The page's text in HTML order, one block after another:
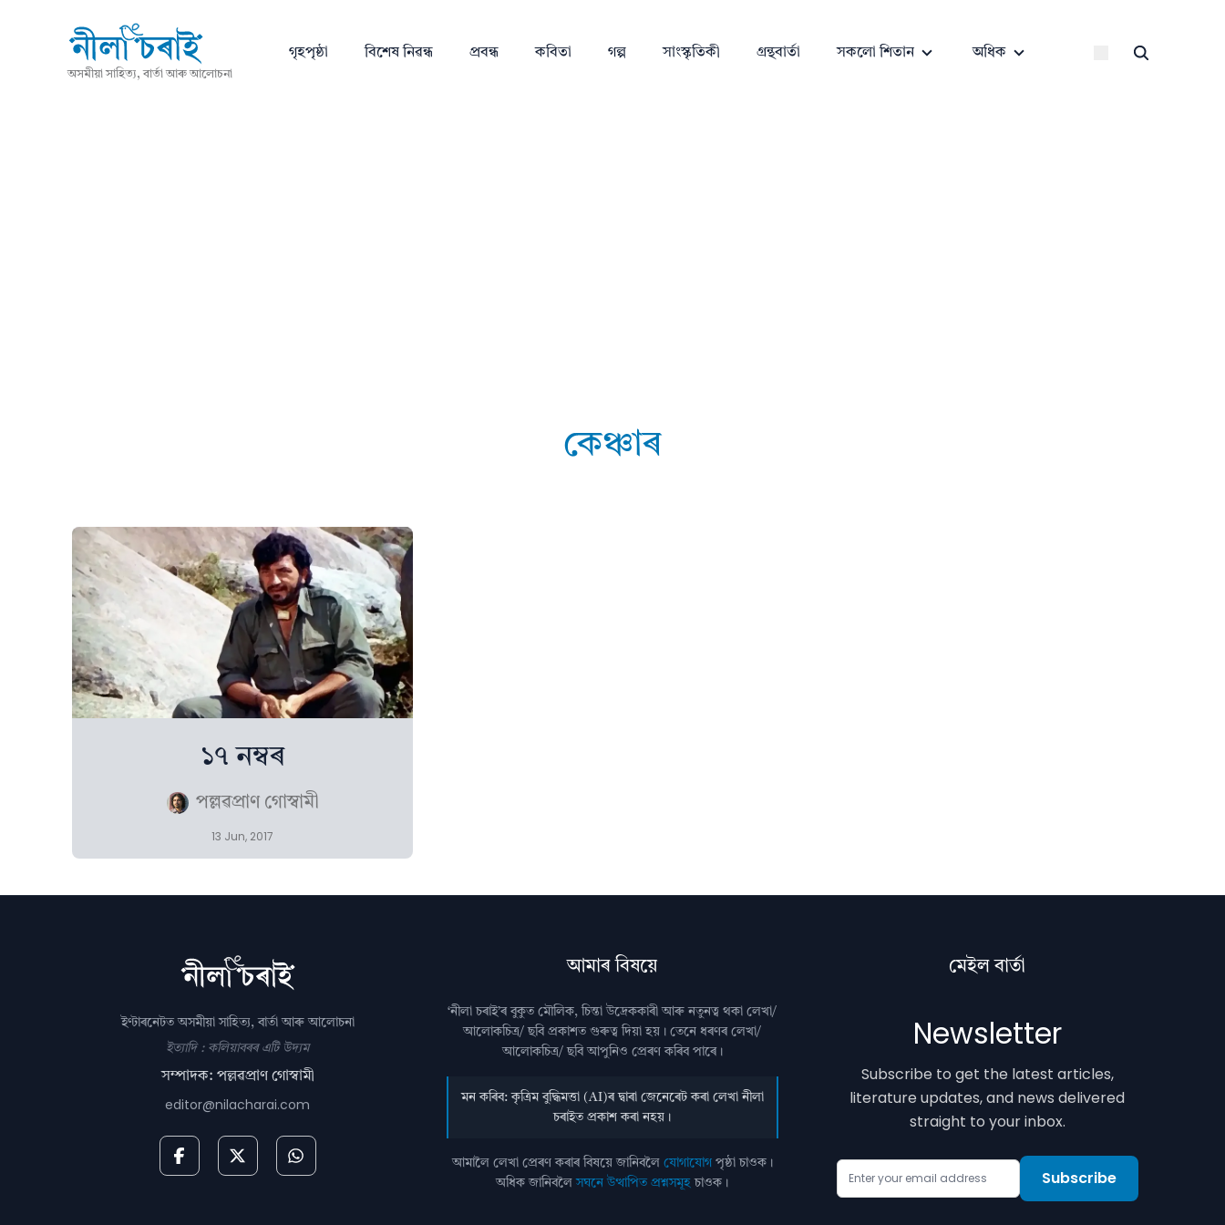
অসমীয়া সাহিত্য, বাৰ্তা আৰু আলোচনা
গৃহপৃষ্ঠা বিশেষ নিৱন্ধ প্ৰবন্ধ কবিতা গল্প সাংস্কৃতিকী গ্ৰন্থবাৰ্তা সকলো শিতান অধিক
কেঞ্চাৰ
১৭ নম্বৰ
পল্লৱপ্ৰাণ গোস্বামী
13 Jun, 2017
ইণ্টাৰনেটত অসমীয়া সাহিত্য, বাৰ্তা আৰু আলোচনা
ইত্যাদি : কলিয়াবৰৰ এটি উদ্যম
সম্পাদক: পল্লৱপ্ৰাণ গোস্বামী
editor@nilacharai.com
আমাৰ বিষয়ে
‘নীলা চৰাই’ৰ বুকুত মৌলিক, চিন্তা উদ্রেককাৰী আৰু নতুনত্ব থকা লেখা/
আলোকচিত্ৰ/ ছবি প্রকাশত গুৰুত্ব দিয়া হয়। তেনে ধৰণৰ লেখা/
আলোকচিত্ৰ/ ছবি আপুনিও প্রেৰণ কৰিব পাৰে।
মন কৰিব: কৃত্ৰিম বুদ্ধিমত্তা (AI)ৰ দ্বাৰা জেনেৰেট কৰা লেখা নীলা
চৰাইত প্ৰকাশ কৰা নহয়।
আমালৈ লেখা প্ৰেৰণ কৰাৰ বিষয়ে জানিবলৈ যোগাযোগপৃষ্ঠা চাওক।
অধিক জানিবলৈসঘনে উত্থাপিত প্ৰশ্নসমূহ চাওক।
মেইল বাৰ্তা
Newsletter
Subscribe to get the latest articles,
literature updates, and news delivered
straight to your inbox.
Subscribe